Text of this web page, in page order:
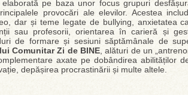
pe baza unor focus grupuri
provocări ale elevilor. Acestea
dar și teme legate de bullying, anxietatea
sau profesorii, orientarea în carieră și
de formare și sesiuni săptămânale de
Comunitar Zi de BINE , alături de un
axate pe dobândirea abilităților
depășirea procrastinării și multe altele.